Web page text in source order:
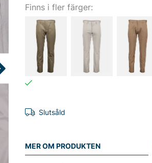
Finns i fler färger:
Slutsåld
MER OM PRODUKTEN